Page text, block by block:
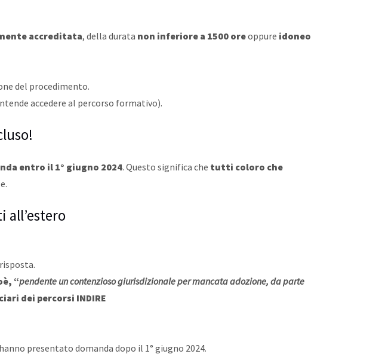
accreditata, della durata non inferiore a 1500 oreoppure idoneo
del procedimento.
accedere al percorso formativo).
entro il 1° giugno 2024. Questo significa che tutti coloro che
“pendente un contenzioso giurisdizionale per mancata adozione, da parte
dei percorsi INDIRE
presentato domanda dopo il 1° giugno 2024.